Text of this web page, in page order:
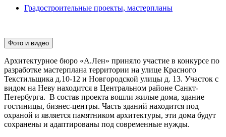
Градостроительные проекты, мастерпланы
Фото и видео
Архитектурное бюро «А.Лен» приняло участие в конкурсе по
разработке мастерплана территории на улице Красного
Текстильщика д.10-12 и Новгородской улицы д. 13. Участок с
видом на Неву находится в Центральном районе Санкт-
Петербурга. В состав проекта вошли жилые дома, здание
гостиницы, бизнес-центры. Часть зданий находится под
охраной и является памятником архитектуры, эти дома будут
сохранены и адаптированы под современные нужды.